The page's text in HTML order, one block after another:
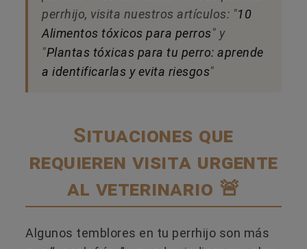
perrhijo, visita nuestros artículos: "10
Alimentos tóxicos para perros" y
"Plantas tóxicas para tu perro: aprende
a identificarlas y evita riesgos"
Situaciones que
requieren visita urgente
al veterinario 🚨
Algunos temblores en tu perrhijo son más